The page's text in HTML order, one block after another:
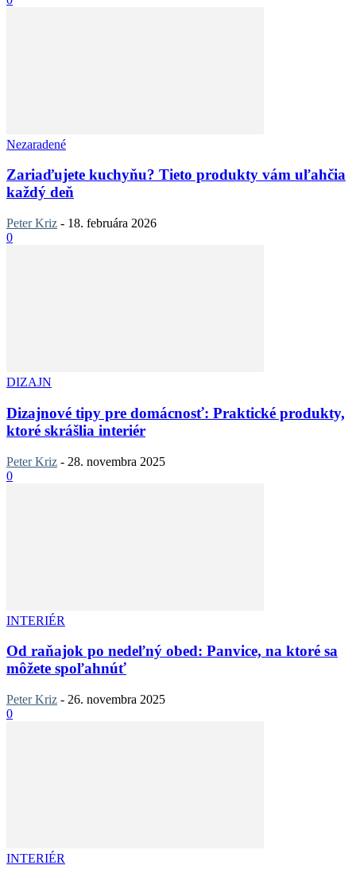
Nezaradené
Zariaďujete kuchyňu? Tieto produkty vám uľahčia
každý deň
Peter Kriz - 18. februára 2026
0
DIZAJN
Dizajnové tipy pre domácnosť: Praktické produkty,
ktoré skrášlia interiér
Peter Kriz - 28. novembra 2025
0
INTERIÉR
Od raňajok po nedeľný obed: Panvice, na ktoré sa
môžete spoľahnúť
Peter Kriz - 26. novembra 2025
0
INTERIÉR